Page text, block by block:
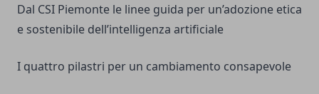
Dal CSI Piemonte le linee guida per un’adozione etica
e sostenibile dell’intelligenza artificiale
I quattro pilastri per un cambiamento consapevole